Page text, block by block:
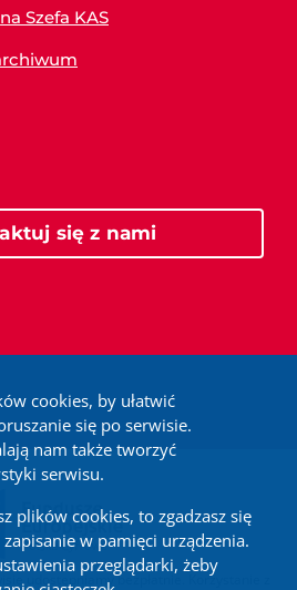
cookies, by ułatwić
się po serwisie.
nam także tworzyć
serwisu.
plików cookies, to zgadzasz się
w pamięci urządzenia.
przeglądarki, żeby
Szefa KAS
się z nami
udostępniamy bezpłatnie. Korzystanie z